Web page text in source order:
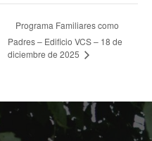
Programa Familiares como
Padres – Edificio VCS – 18 de
diciembre de 2025